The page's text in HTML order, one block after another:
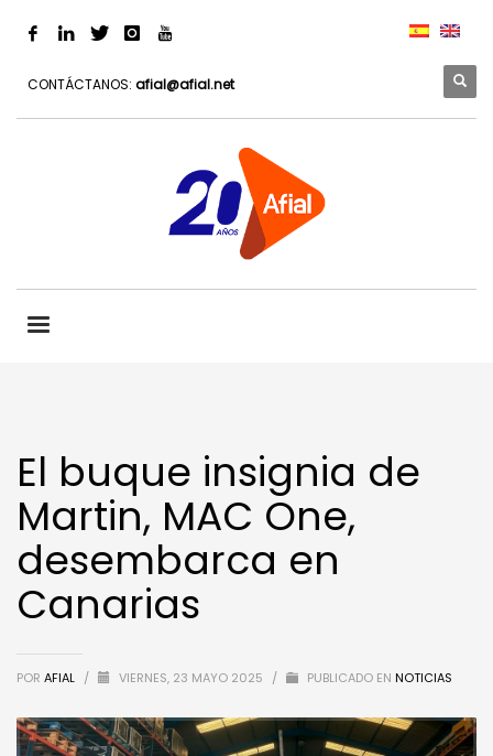
CONTÁCTANOS: afial@afial.net
El buque insignia de
Martin, MAC One,
desembarca en
Canarias
POR AFIAL / VIERNES, 23 MAYO 2025 / PUBLICADO EN NOTICIAS